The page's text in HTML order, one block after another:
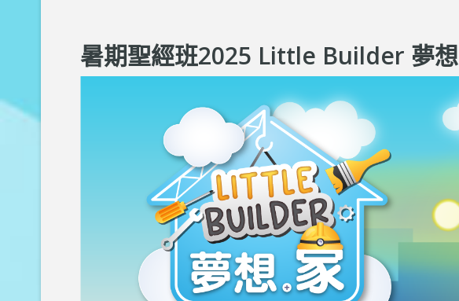
暑期聖經班2025 Little Builder 夢